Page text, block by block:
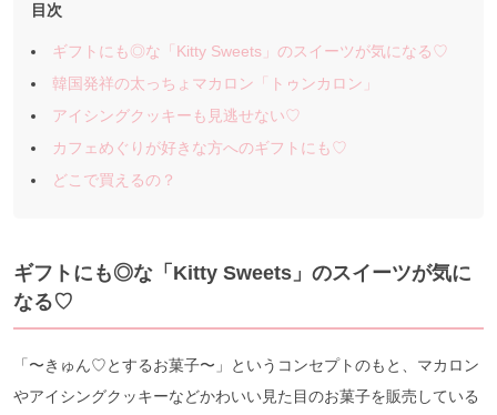
目次
ギフトにも◎な「Kitty Sweets」のスイーツが気になる♡
韓国発祥の太っちょマカロン「トゥンカロン」
アイシングクッキーも見逃せない♡
カフェめぐりが好きな方へのギフトにも♡
どこで買えるの？
ギフトにも◎な「Kitty Sweets」のスイーツが気に
なる♡
「〜きゅん♡とするお菓子〜」というコンセプトのもと、マカロン
やアイシングクッキーなどかわいい見た目のお菓子を販売している